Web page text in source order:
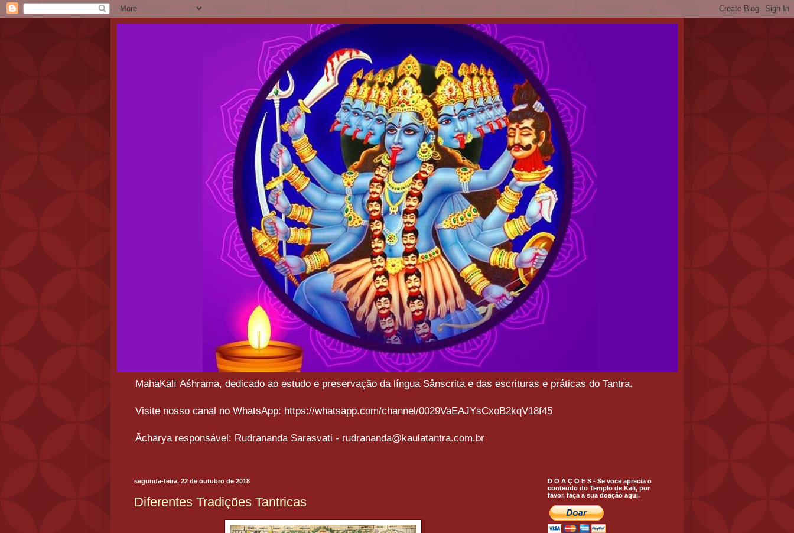
MahāKālī Āśhrama, dedicado ao estudo e preservação da língua Sânscrita e das escrituras e práticas do Tantra.
Visite nosso canal no WhatsApp: https://whatsapp.com/channel/0029VaEAJYsCxoB2kqV18f45
Āchārya responsável: Rudrānanda Sarasvati - rudrananda@kaulatantra.com.br
segunda-feira, 22 de outubro de 2018
Diferentes Tradições Tantricas
D O A Ç O E S - Se voce aprecia o
conteudo do Templo de Kali, por
favor, faça a sua doação aqui.